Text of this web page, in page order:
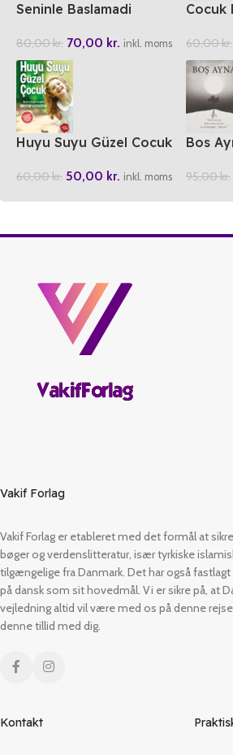
Seninle Baslamadi
80,00kr. 70,00 kr. inkl. moms
Cocuk
60,00kr.
Huyu Suyu Güzel Cocuk
60,00kr. 50,00 kr. inkl. moms
Bos
95,00kr.
Vakif Forlag
Vakif Forlag er etableret med det formål at
bøger og verdenslitteratur, især tyrkiske
tilgængelige fra Danmark. Det har også
på dansk som sit hovedmål. Vi er sikre på, at
vejledning altid vil være med os på denne
denne tillid med dig.
Kontakt